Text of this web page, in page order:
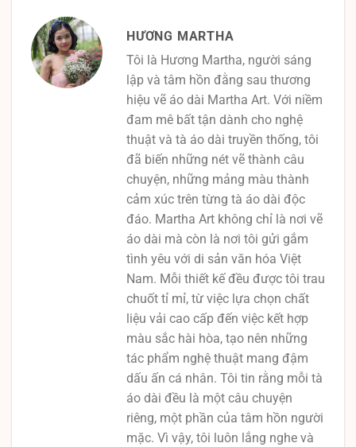
HƯƠNG MARTHA
Tôi là Hương Martha, người sáng
lập và tâm hồn đằng sau thương
hiệu vẽ áo dài Martha Art. Với niềm
đam mê bất tận dành cho nghệ
thuật và tà áo dài truyền thống, tôi
đã biến những nét vẽ thành câu
chuyện, những mảng màu thành
cảm xúc trên từng tà áo dài độc
đáo. Martha Art không chỉ là nơi vẽ
áo dài mà còn là nơi tôi gửi gắm
tình yêu với di sản văn hóa Việt
Nam. Mỗi thiết kế đều được tôi trau
chuốt tỉ mỉ, từ việc lựa chọn chất
liệu vải cao cấp đến việc kết hợp
màu sắc hài hòa, tạo nên những
tác phẩm nghệ thuật mang đậm
dấu ấn cá nhân. Tôi tin rằng mỗi tà
áo dài đều là một câu chuyện
riêng, một phần của tâm hồn người
mặc. Vì vậy, tôi luôn lắng nghe và